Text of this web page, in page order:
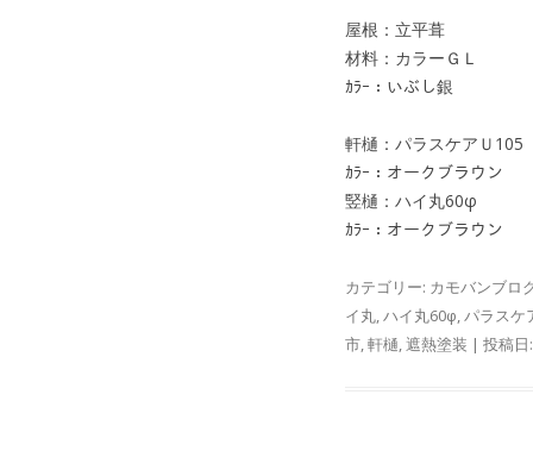
屋根：立平葺
材料：カラーＧＬ
ｶﾗｰ：いぶし銀
軒樋：パラスケアＵ105
ｶﾗｰ：オークブラウン
竪樋：ハイ丸60φ
ｶﾗｰ：オークブラウン
カテゴリー: カモバンブロ
イ丸,ハイ丸60φ,パラスケ
市,軒樋,遮熱塗装 | 投稿